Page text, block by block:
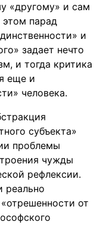
«другому» и сам
парад
и
задает нечто
и тогда критика
еще и
человека.
субъекта»
проблемы
чужды
рефлексии.
реально
от